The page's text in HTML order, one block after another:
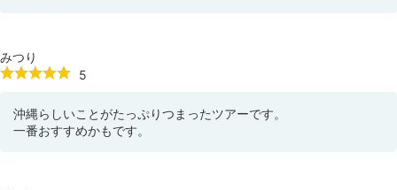
みつり
5
沖縄らしいことがたっぷりつまったツアーです。
一番おすすめかもです。